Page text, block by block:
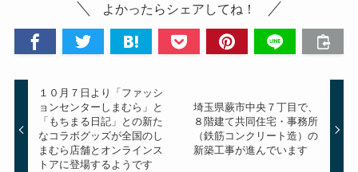
よかったらシェアしてね！
１０月７日より「ファッシ
ョンセンターしまむら」と
「もちまる日記」との新た
なコラボグッズが全国のし
まむら店舗とオンラインス
トアに登場するようです
埼玉県蕨市中央７丁目で、
８階建て共同住宅・事務所
（鉄筋コンクリート造）の
新築工事が進んでいます